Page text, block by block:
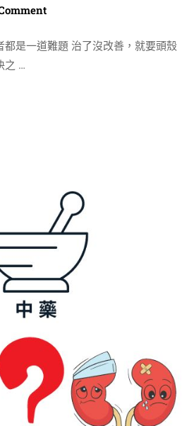
都是一道難題 治了沒改善，就要頭殼
之 …